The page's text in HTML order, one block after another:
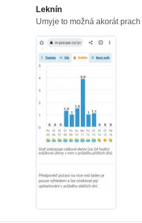
Leknín
Umyje to možná akorát